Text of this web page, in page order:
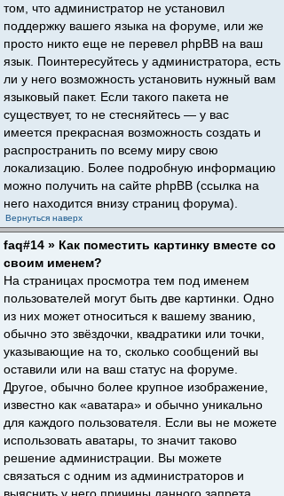
том, что администратор не установил
поддержку вашего языка на форуме, или же
просто никто еще не перевел phpBB на ваш
язык. Поинтересуйтесь у администратора, есть
ли у него возможность установить нужный вам
языковый пакет. Если такого пакета не
существует, то не стесняйтесь — у вас
имеется прекрасная возможность создать и
распространить по всему миру свою
локализацию. Более подробную информацию
можно получить на сайте phpBB (ссылка на
него находится внизу страниц форума).
Вернуться наверх
faq#14 » Как поместить картинку вместе со
своим именем?
На страницах просмотра тем под именем
пользователей могут быть две картинки. Одно
из них может относиться к вашему званию,
обычно это звёздочки, квадратики или точки,
указывающие на то, сколько сообщений вы
оставили или на ваш статус на форуме.
Другое, обычно более крупное изображение,
известно как «аватара» и обычно уникально
для каждого пользователя. Если вы не можете
использовать аватары, то значит таково
решение администрации. Вы можете
связаться с одним из администраторов и